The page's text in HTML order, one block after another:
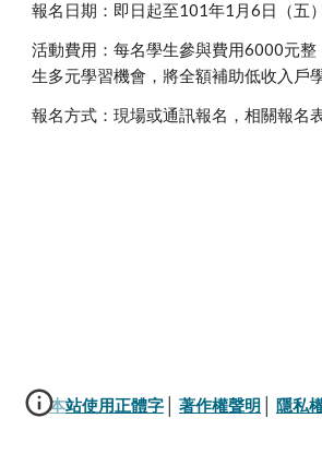
報名日期：即日起至101年1月6日（五）
活動費用：每名學生參與費用6000元整
生多元學習機會，將全額補助低收入戶學
報名方式：現場或通訊報名，相關報名
本站使用正體字 著作權聲明 隱私